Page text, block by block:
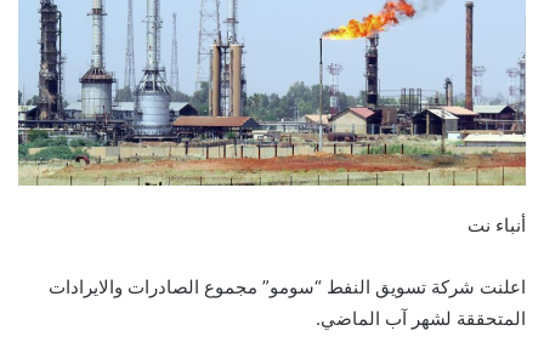
أنباء نت
اعلنت شركة تسويق النفط “سومو” مجموع الصادرات والايرادات
المتحققة لشهر آب الماضي.